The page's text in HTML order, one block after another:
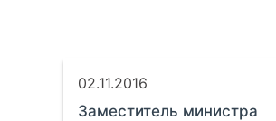
02.11.2016
Заместитель министра